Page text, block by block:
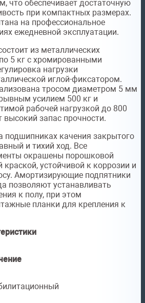
что обеспечивает достаточную
при компактных размерах.
на профессиональное
ежедневной эксплуатации.
из металлических
5 кг с хромированными
нагрузки
иглой-фиксатором.
тросом диаметром 5 мм
усилием 500 кг и
рабочей нагрузкой до 800
высокий запас прочности.
подшипниках качения закрытого
и тихий ход. Все
окрашены порошковой
устойчивой к коррозии и
Амортизирующие подпятники
позволяют устанавливать
к полу, при этом
планки для крепления к